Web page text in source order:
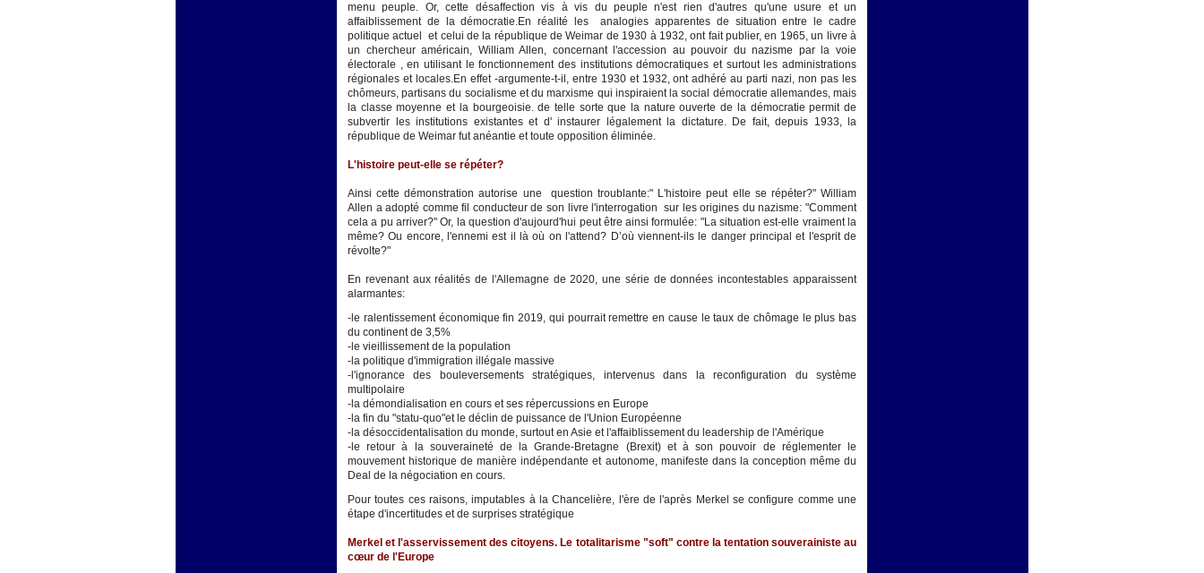
menu peuple. Or, cette désaffection vis à vis du peuple n'est rien d'autres qu'une usure et un
affaiblissement de la démocratie.En réalité les analogies apparentes de situation entre le cadre
politique actuel et celui de la république de Weimar de 1930 à 1932, ont fait publier, en 1965, un livre à
un chercheur américain, William Allen, concernant l'accession au pouvoir du nazisme par la voie
électorale , en utilisant le fonctionnement des institutions démocratiques et surtout les administrations
régionales et locales.En effet -argumente-t-il, entre 1930 et 1932, ont adhéré au parti nazi, non pas les
chômeurs, partisans du socialisme et du marxisme qui inspiraient la social démocratie allemandes, mais
la classe moyenne et la bourgeoisie. de telle sorte que la nature ouverte de la démocratie permit de
subvertir les institutions existantes et d' instaurer légalement la dictature. De fait, depuis 1933, la
république de Weimar fut anéantie et toute opposition éliminée.
L'histoire peut-elle se répéter?
Ainsi cette démonstration autorise une question troublante:" L'histoire peut elle se répéter?" William
Allen a adopté comme fil conducteur de son livre l'interrogation sur les origines du nazisme: "Comment
cela a pu arriver?" Or, la question d'aujourd'hui peut être ainsi formulée: "La situation est-elle vraiment la
même? Ou encore, l'ennemi est il là où on l'attend? D’où viennent-ils le danger principal et l'esprit de
révolte?"
En revenant aux réalités de l'Allemagne de 2020, une série de données incontestables apparaissent
alarmantes:
-le ralentissement économique fin 2019, qui pourrait remettre en cause le taux de chômage le plus bas
du continent de 3,5%
-le vieillissement de la population
-la politique d'immigration illégale massive
-l'ignorance des bouleversements stratégiques, intervenus dans la reconfiguration du système
multipolaire
-la démondialisation en cours et ses répercussions en Europe
-la fin du "statu-quo"et le déclin de puissance de l'Union Européenne
-la désoccidentalisation du monde, surtout en Asie et l'affaiblissement du leadership de l'Amérique
-le retour à la souveraineté de la Grande-Bretagne (Brexit) et à son pouvoir de réglementer le
mouvement historique de manière indépendante et autonome, manifeste dans la conception même du
Deal de la négociation en cours.
Pour toutes ces raisons, imputables à la Chancelière, l'ère de l'après Merkel se configure comme une
étape d'incertitudes et de surprises stratégique
Merkel et l'asservissement des citoyens. Le totalitarisme "soft" contre la tentation souverainiste au
cœur de l'Europe